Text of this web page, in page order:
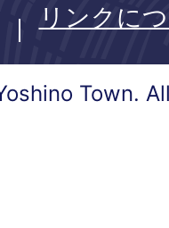
リンクに
Town.